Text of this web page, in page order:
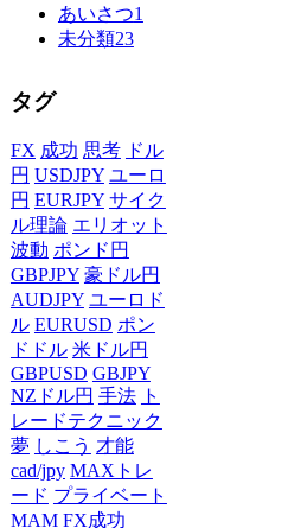
あいさつ1
未分類23
タグ
FX 成功 思考 ドル
円 USDJPY ユーロ
円 EURJPY サイク
ル理論 エリオット
波動 ポンド円
GBPJPY 豪ドル円
AUDJPY ユーロド
ル EURUSD ポン
ドドル 米ドル円
GBPUSD GBJPY
NZドル円 手法 ト
レードテクニック
夢 しこう 才能
cad/jpy MAXトレ
ード プライベート
MAM FX成功